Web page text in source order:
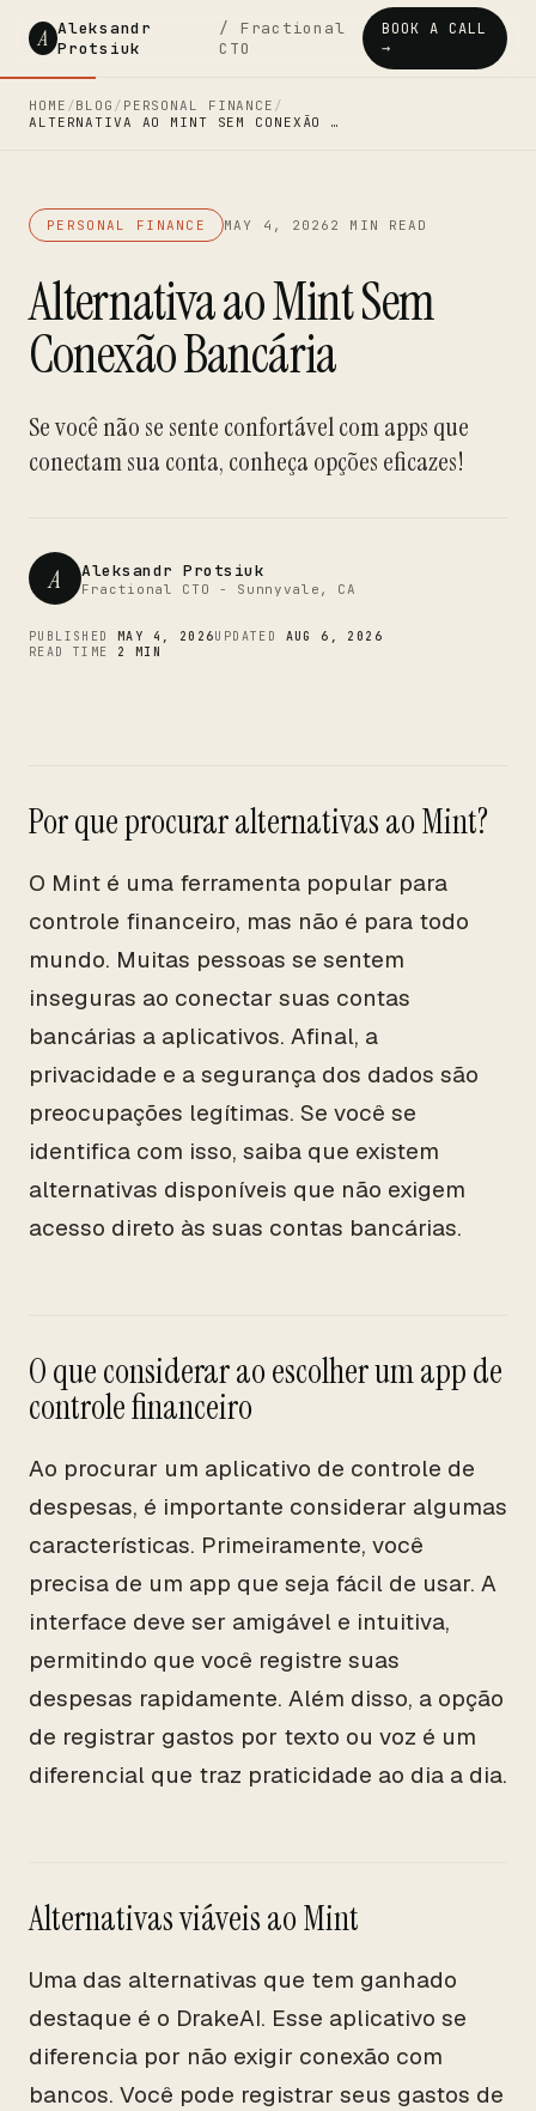
A Aleksandr
Protsiuk
/ Fractional
CTO
BOOK A CALL
→
HOME /BLOG / PERSONAL FINANCE /
ALTERNATIVA AO MINT SEM CONEXÃO …
PERSONAL FINANCE MAY 4, 2026 2 MIN READ
Alternativa ao Mint Sem
Conexão Bancária
Se você não se sente confortável com apps que
conectam sua conta, conheça opções eficazes!
A Aleksandr Protsiuk
Fractional CTO - Sunnyvale, CA
PUBLISHED MAY 4, 2026UPDATED AUG 6, 2026
READ TIME 2 MIN
Por que procurar alternativas ao Mint?
O Mint é uma ferramenta popular para
controle financeiro, mas não é para todo
mundo. Muitas pessoas se sentem
inseguras ao conectar suas contas
bancárias a aplicativos. Afinal, a
privacidade e a segurança dos dados são
preocupações legítimas. Se você se
identifica com isso, saiba que existem
alternativas disponíveis que não exigem
acesso direto às suas contas bancárias.
O que considerar ao escolher um app de
controle financeiro
Ao procurar um aplicativo de controle de
despesas, é importante considerar algumas
características. Primeiramente, você
precisa de um app que seja fácil de usar. A
interface deve ser amigável e intuitiva,
permitindo que você registre suas
despesas rapidamente. Além disso, a opção
de registrar gastos por texto ou voz é um
diferencial que traz praticidade ao dia a dia.
Alternativas viáveis ao Mint
Uma das alternativas que tem ganhado
destaque é o DrakeAI. Esse aplicativo se
diferencia por não exigir conexão com
bancos. Você pode registrar seus gastos de